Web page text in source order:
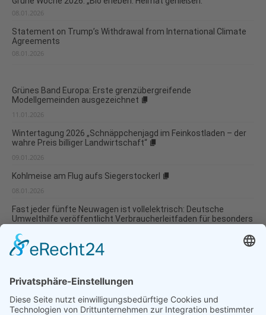
08.01.2026
Statement on Trump’s Withdrawal from International Climate
Agreements
08.01.2026
Grünes Band Europa: Erste grenzübergreifende
Modellgemeinden ausgezeichnet
11.01.2026
Wintertagung 2026 „Schnäppchenjagd im Feinkostladen – der
wahre Preis billiger Landwirtschaft“
09.01.2026
Kohlmeise am Flug aufs Siegerstockerl
08.01.2026
Fast jeder fünfte Neuwagen ist vollelektrisch: Deutsche
Umwelthilfe veröffentlicht Verbraucherleitfaden für besonders
07.01.2026